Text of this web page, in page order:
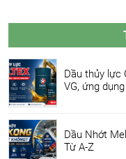
Dầu thủy lực
VG, ứng
Dầu Nhớt
Từ A-Z